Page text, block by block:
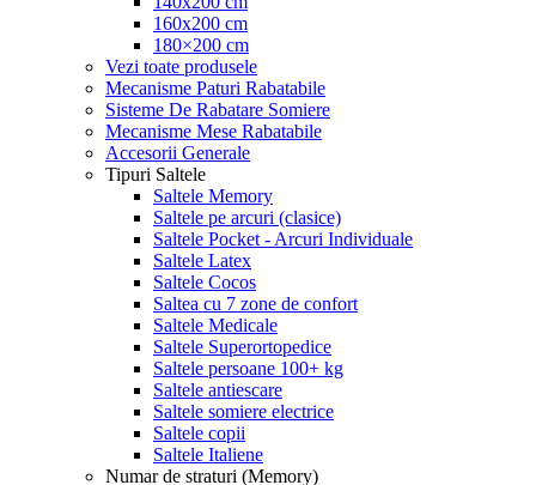
160x200 cm
180×200 cm
Vezi toate produsele
Mecanisme Paturi Rabatabile
Sisteme De Rabatare Somiere
Mecanisme Mese Rabatabile
Accesorii Generale
Tipuri Saltele
Saltele Memory
Saltele pe arcuri (clasice)
Saltele Pocket - Arcuri Individuale
Saltele Latex
Saltele Cocos
Saltea cu 7 zone de confort
Saltele Medicale
Saltele Superortopedice
Saltele persoane 100+ kg
Saltele antiescare
Saltele somiere electrice
Saltele copii
Saltele Italiene
Numar de straturi (Memory)